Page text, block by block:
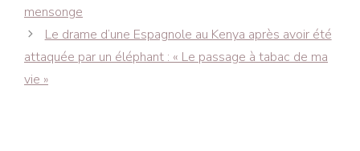
mensonge
Le drame d’une Espagnole au Kenya après avoir été
attaquée par un éléphant : « Le passage à tabac de ma
vie »